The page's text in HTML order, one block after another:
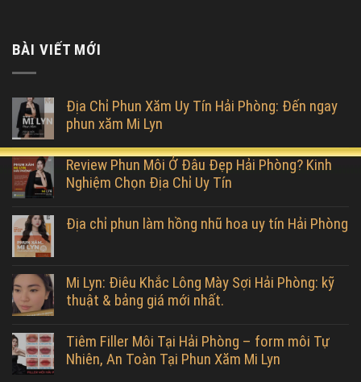
BÀI VIẾT MỚI
Địa Chỉ Phun Xăm Uy Tín Hải Phòng: Đến ngay
phun xăm Mi Lyn
Review Phun Môi Ở Đâu Đẹp Hải Phòng? Kinh
Nghiệm Chọn Địa Chỉ Uy Tín
Địa chỉ phun làm hồng nhũ hoa uy tín Hải Phòng
Mi Lyn: Điêu Khắc Lông Mày Sợi Hải Phòng: kỹ
thuật & bảng giá mới nhất.
Tiêm Filler Môi Tại Hải Phòng – form môi Tự
Nhiên, An Toàn Tại Phun Xăm Mi Lyn